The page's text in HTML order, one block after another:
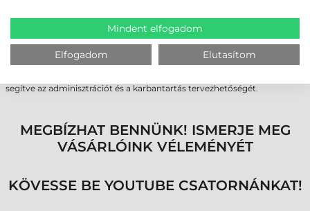
közben cserélhető (Hot-Swap) akkumulátor pedig biztosítja a
folyamatos, 24/7-es rendelkezésre állást.
A készülék kompatibilis a Datalogic Skorpio X5 adatgyűjtő kiegészítőivel
és dokkolóival, így a flottacsere nem igényli a teljes infrastruktúra
lecserélését. A felhőalapú Datalogic Connect platform pedig távoli
segítve az adminisztrációt és a karbantartás tervezhetőségét.
MEGBÍZHAT BENNÜNK! ISMERJE MEG
VÁSÁRLÓINK VÉLEMÉNYÉT
KÖVESSE BE YOUTUBE CSATORNÁNKAT!
Mindent elfogadom
Elfogadom Elutasítom